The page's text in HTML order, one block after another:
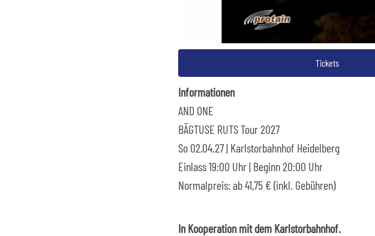
Tickets
Informationen
AND ONE
BÄGTUSE RUTS Tour 2027
So 02.04.27 | Karlstorbahnhof Heidelberg
Einlass 19:00 Uhr | Beginn 20:00 Uhr
Normalpreis: ab 41,75 € (inkl. Gebühren)
In Kooperation mit dem Karlstorbahnhof.